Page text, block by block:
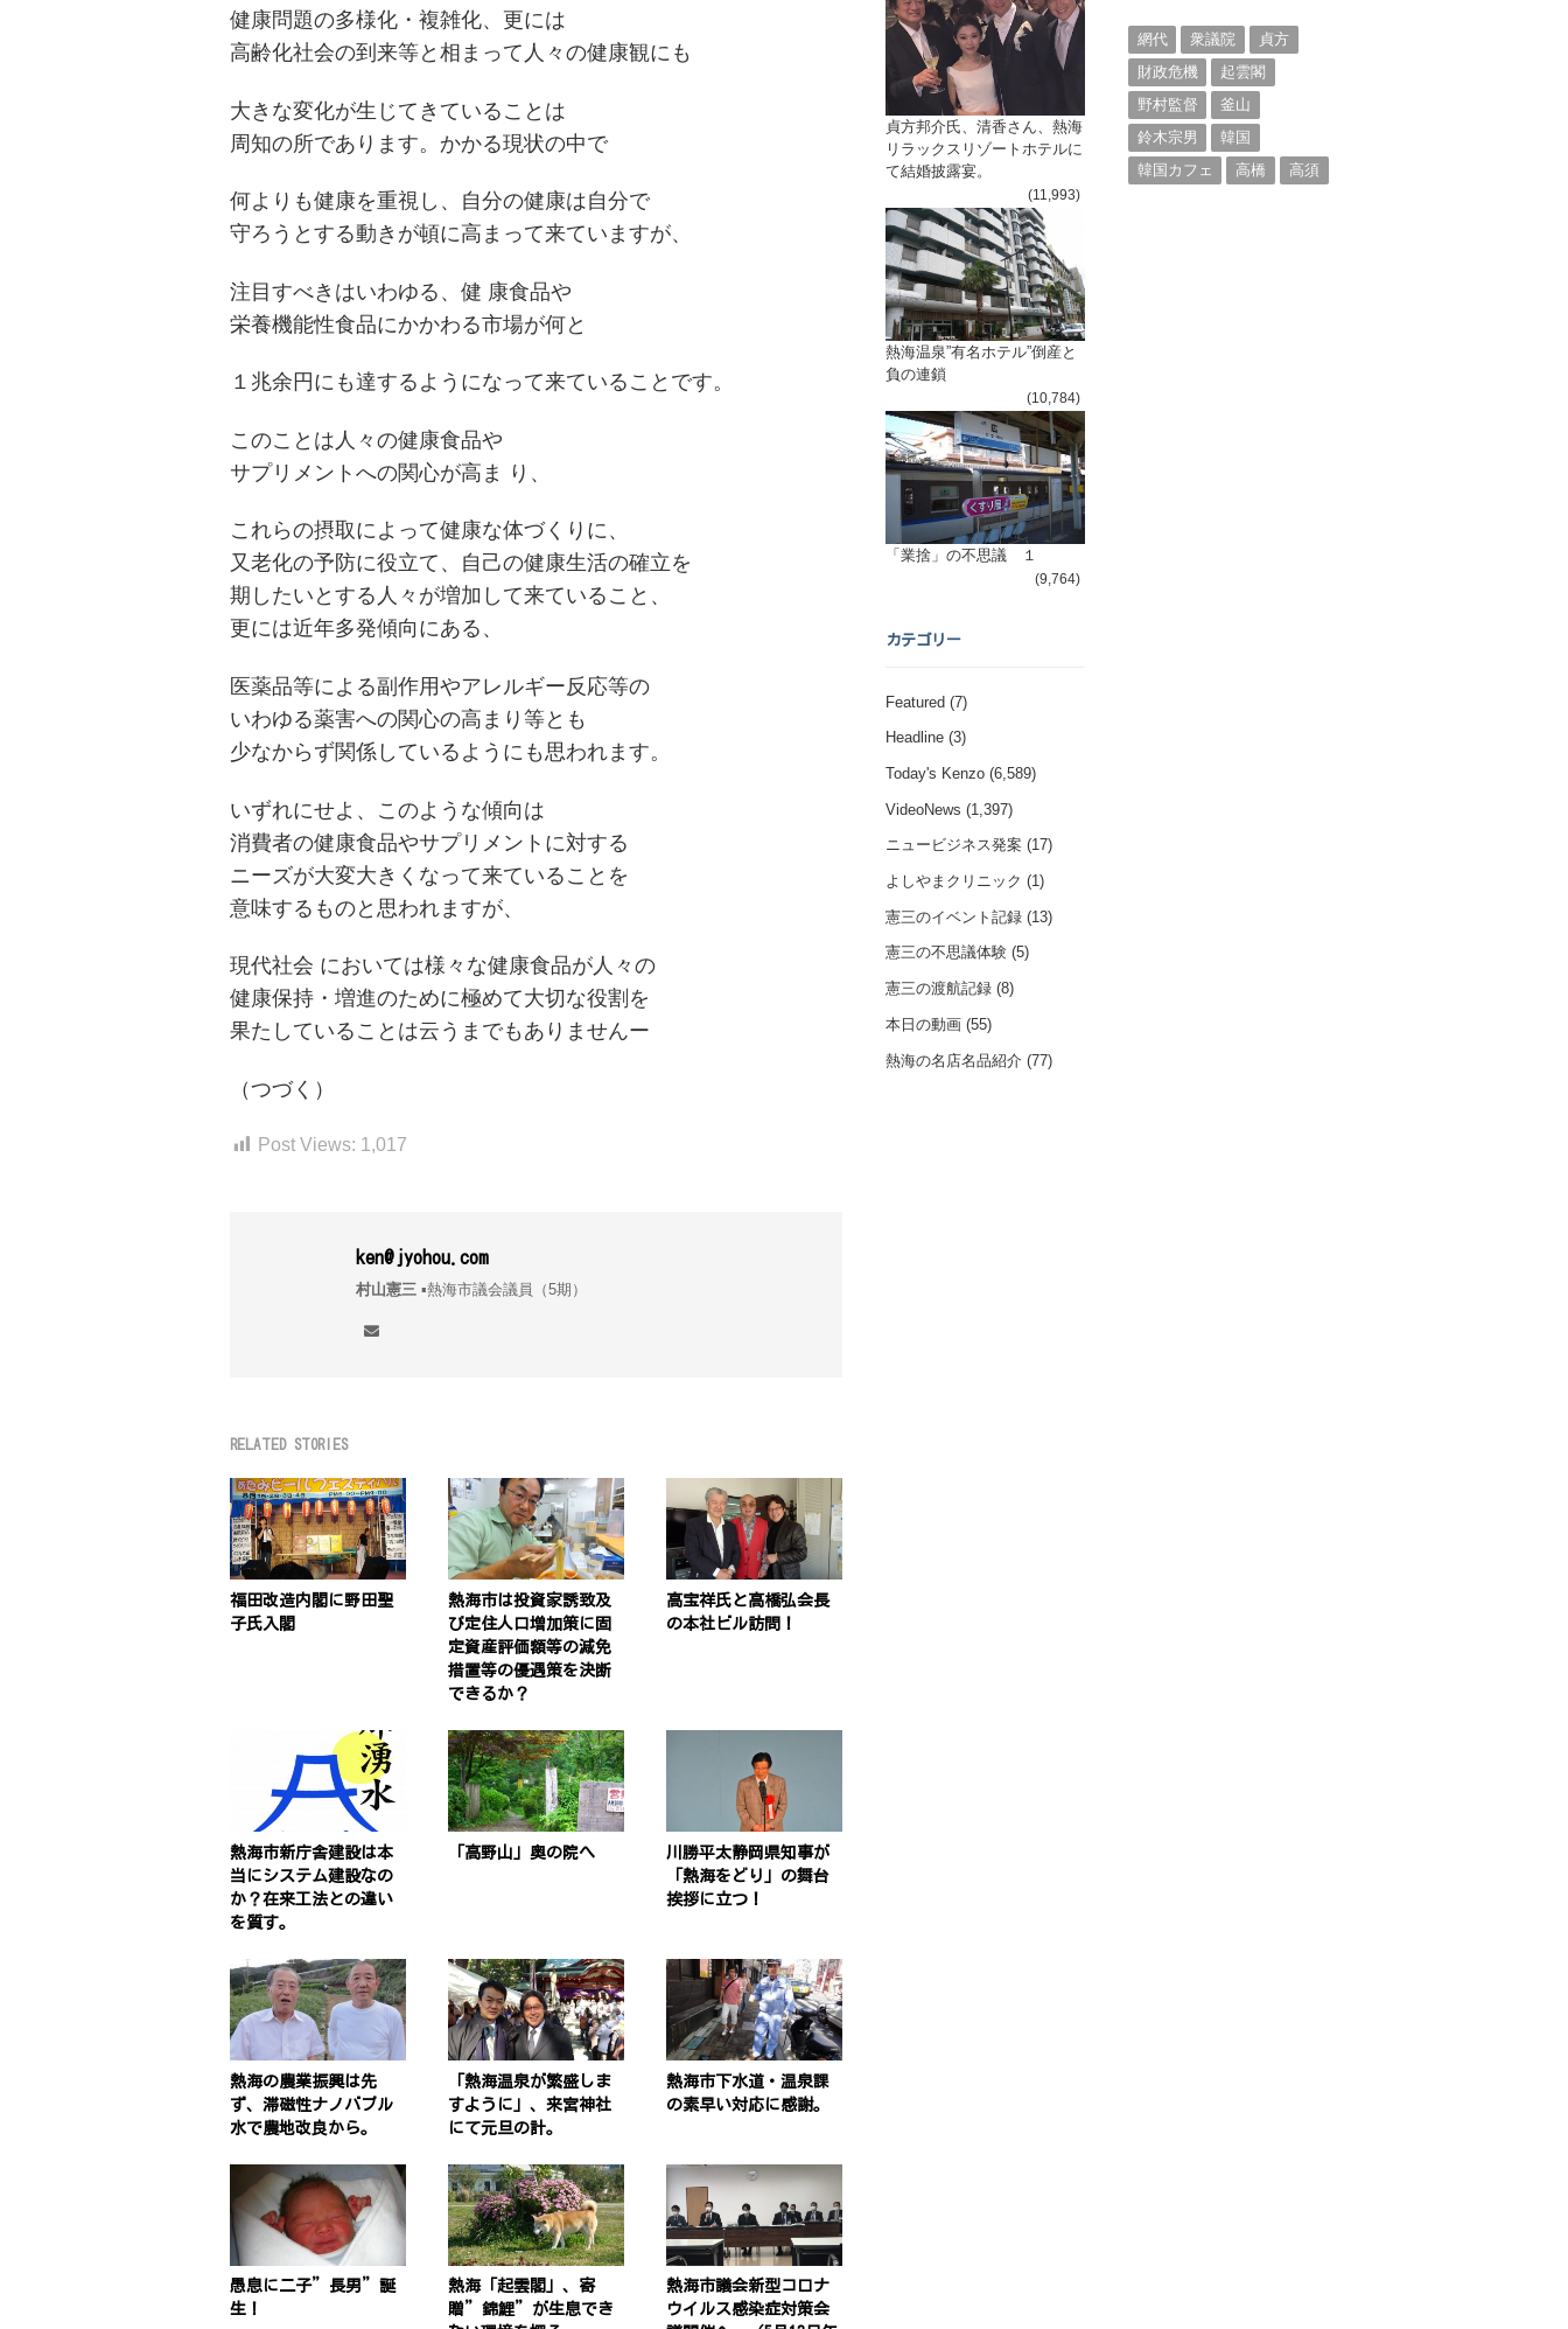
健康問題の多様化・複雑化、更には
高齢化社会の到来等と相まって人々の健康観にも
大きな変化が生じてきていることは
周知の所であります。かかる現状の中で
何よりも健康を重視し、自分の健康は自分で
守ろうとする動きが頓に高まって来ていますが、
注目すべきはいわゆる、健 康食品や
栄養機能性食品にかかわる市場が何と
１兆余円にも達するようになって来ていることです。
このことは人々の健康食品や
サプリメントへの関心が高ま り、
これらの摂取によって健康な体づくりに、
又老化の予防に役立て、自己の健康生活の確立を
期したいとする人々が増加して来ていること、
更には近年多発傾向にある、
医薬品等による副作用やアレルギー反応等の
いわゆる薬害への関心の高まり等とも
少なからず関係しているようにも思われます。
いずれにせよ、このような傾向は
消費者の健康食品やサプリメントに対する
ニーズが大変大きくなって来ていることを
意味するものと思われますが、
現代社会 においては様々な健康食品が人々の
健康保持・増進のために極めて大切な役割を
果たしていることは云うまでもありませんー
（つづく）
Post Views: 1,017
ken@jyohou.com
村山憲三 ▪︎熱海市議会議員（5期）
RELATED STORIES
福田改造内閣に野田聖
子氏入閣
熱海市は投資家誘致及
び定住人口増加策に固
定資産評価額等の減免
措置等の優遇策を決断
できるか？
高宝祥氏と高橋弘会長
の本社ビル訪問！
熱海市新庁舎建設は本
当にシステム建設なの
か？在来工法との違い
を質す。
「高野山」奥の院へ
川勝平太静岡県知事が
「熱海をどり」の舞台
挨拶に立つ！
熱海の農業振興は先
ず、滞磁性ナノバブル
水で農地改良から。
「熱海温泉が繁盛しま
すように」、来宮神社
にて元旦の計。
熱海市下水道・温泉課
の素早い対応に感謝。
愚息に二子”長男”誕
生！
熱海「起雲閣」、寄
贈”錦鯉”が生息でき
熱海市議会新型コロナ
ウイルス感染症対策会
貞方邦介氏、清香さん、熱海
リラックスリゾートホテルに
て結婚披露宴。
(11,993)
熱海温泉”有名ホテル”倒産と
負の連鎖
(10,784)
「業捨」の不思議 １
(9,764)
カテゴリー
Featured(7)
Headline(3)
Today's Kenzo(6,589)
VideoNews (1,397)
ニュービジネス発案 (17)
よしやまクリニック (1)
憲三のイベント記録(13)
憲三の不思議体験(5)
憲三の渡航記録(8)
本日の動画(55)
熱海の名店名品紹介(77)
網代
衆議院
貞方
財政危機
起雲閣
野村監督
釜山
鈴木宗男
韓国
韓国カフェ
高橋 高須